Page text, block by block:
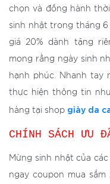
chọn và đồng hành
sinh nhật trong tháng 6
giá 20% dành tặng
mong rằng ngày sinh
hạnh phúc. Nhanh tay
thực hiện thông tin
hàng tại shop giày da
CHÍNH SÁCH ƯU
Mừng sinh nhật của
ngay coupon mua